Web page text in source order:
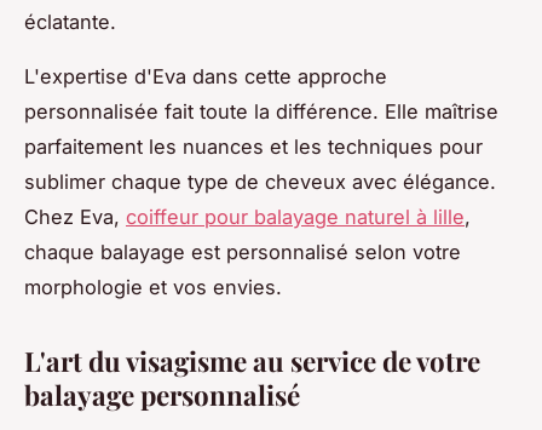
éclatante.
L'expertise d'Eva dans cette approche
personnalisée fait toute la différence. Elle maîtrise
parfaitement les nuances et les techniques pour
sublimer chaque type de cheveux avec élégance.
Chez Eva, coiffeur pour balayage naturel à lille,
chaque balayage est personnalisé selon votre
morphologie et vos envies.
L'art du visagisme au service de votre
balayage personnalisé